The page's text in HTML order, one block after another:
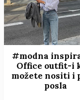
#modna
Office outfit-i
možete nositi i
posla